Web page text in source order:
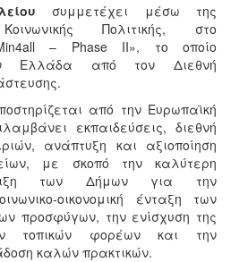
συμμετέχει μέσω της
Πολιτικής, στο
– Phase II», το οποίο
Ελλάδα από τον Διεθνή
από την Ευρωπαϊκή
εκπαιδεύσεις, διεθνή
ανάπτυξη και αξιοποίηση
με σκοπό την καλύτερη
των Δήμων για την
οικονομική ένταξη των
προσφύγων, την ενίσχυση της
τοπικών φορέων και την
καλών πρακτικών.